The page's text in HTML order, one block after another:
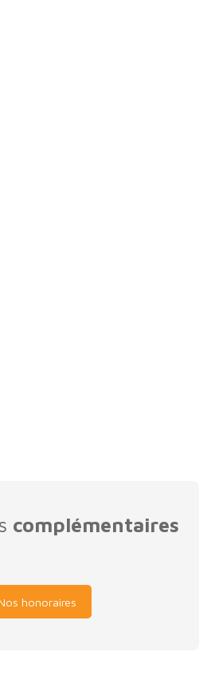
complémentaires
honoraires